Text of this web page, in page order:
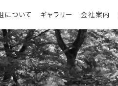
について ギャラリー 会社案内